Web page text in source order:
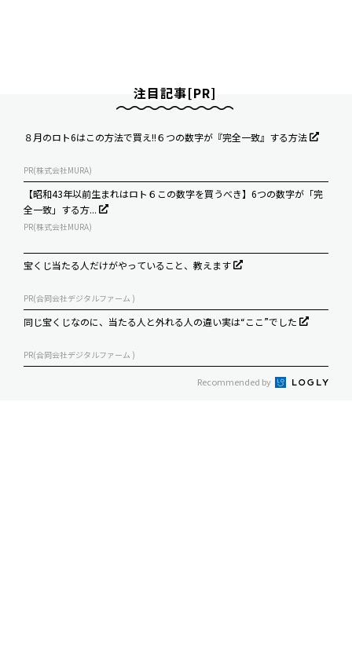
注目記事[PR]
８月のロト6はこの方法で買え!!６つの数字が『完全一致』する方法
PR(株式会社MURA)
【昭和43年以前生まれはロト６この数字を買うべき】6つの数字が「完
全一致」する方...
PR(株式会社MURA)
宝くじ当たる人だけがやっていること、教えます
PR(合同会社デジタルファーム )
同じ宝くじなのに、当たる人と外れる人の違い実は“ここ”でした
PR(合同会社デジタルファーム )
Recommended by